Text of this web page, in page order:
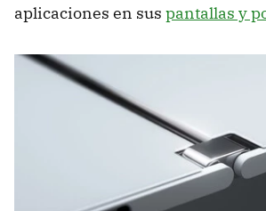
aplicaciones en sus pantallas y